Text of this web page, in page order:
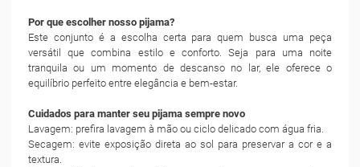
Por que escolher nosso pijama?
Este conjunto é a escolha certa para quem busca uma peça
versátil que combina estilo e conforto. Seja para uma noite
tranquila ou um momento de descanso no lar, ele oferece o
equilíbrio perfeito entre elegância e bem-estar.
Cuidados para manter seu pijama sempre novo
Lavagem: prefira lavagem à mão ou ciclo delicado com água fria.
Secagem: evite exposição direta ao sol para preservar a cor e a
textura.